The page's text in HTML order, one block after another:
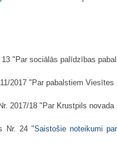
"Par sociālās palīdzības
2017 "Par pabalstiem Viesītes
2017/18 "Par Krustpils
Nr. 24 "Saistošie noteikumi